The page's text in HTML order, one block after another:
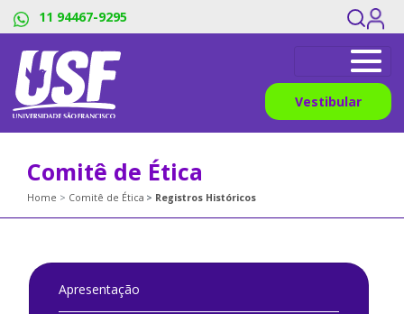
11 94467-9295
Vestibular
Comitê de Ética
Home Comitê de Ética Registros Históricos
Apresentação